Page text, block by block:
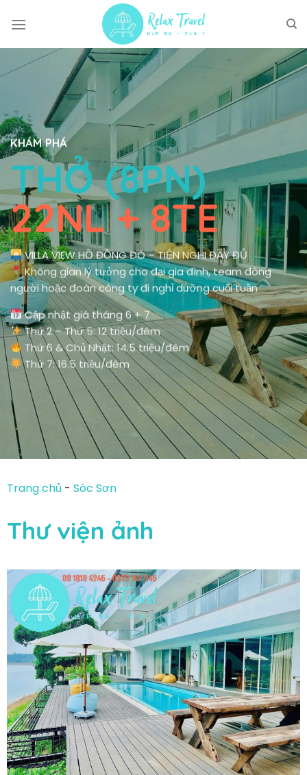
KHÁM PHÁ
THỞ (8PN)
22NL + 8TE
VILLA VIEW HỒ ĐỒNG ĐÒ – TIỆN NGHI ĐẦY ĐỦ
Không gian lý tưởng cho đại gia đình, team đông
người hoặc đoàn công ty đi nghỉ dưỡng cuối tuần
Cập nhật giá tháng 6 + 7
Thứ 2 – Thứ 5: 12 triệu/đêm
Thứ 6 & Chủ Nhật: 14.5 triệu/đêm
Thứ 7: 16.5 triệu/đêm
Trang chủ - Sóc Sơn
Thư viện ảnh